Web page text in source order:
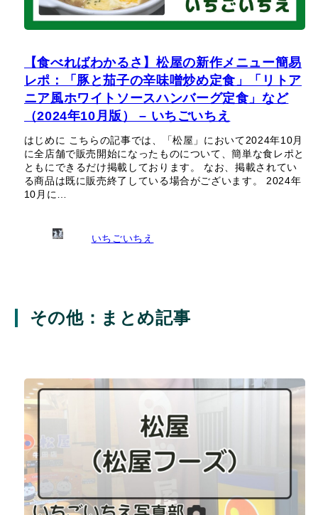
【食べればわかるさ】松屋の新作メニュー簡易
レポ：「豚と茄子の辛味噌炒め定食」「リトア
ニア風ホワイトソースハンバーグ定食」など
（2024年10月版） – いちごいちえ
はじめに こちらの記事では、「松屋」において2024年10月
に全店舗で販売開始になったものについて、簡単な食レポと
ともにできるだけ掲載しております。 なお、掲載されてい
る商品は既に販売終了している場合がございます。 2024年
10月に…
いちごいちえ
その他：まとめ記事